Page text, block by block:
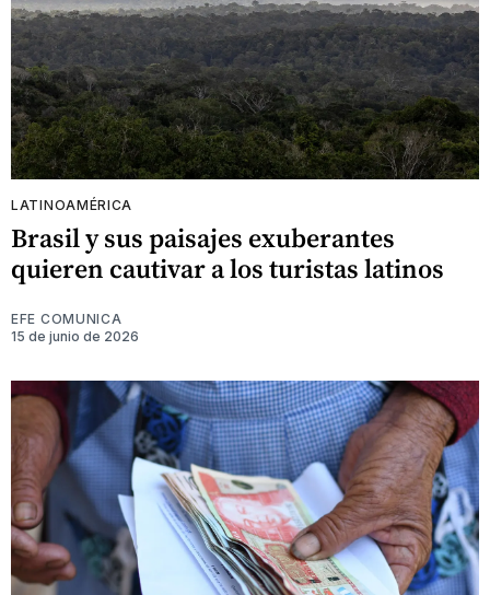
LATINOAMÉRICA
Brasil y sus paisajes exuberantes
quieren cautivar a los turistas latinos
EFE COMUNICA
15 de junio de 2026